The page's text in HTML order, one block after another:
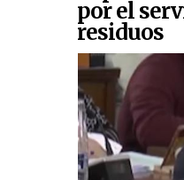
por el
residuos